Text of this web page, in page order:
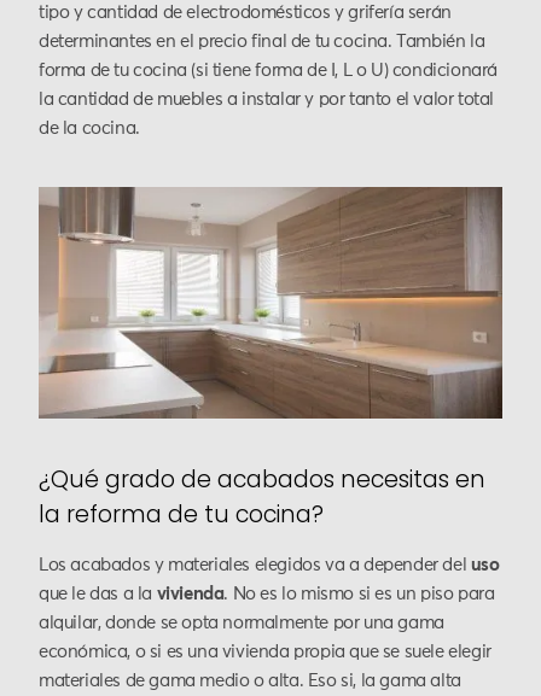
tipo y cantidad de electrodomésticos y grifería serán
determinantes en el precio final de tu cocina. También la
forma de tu cocina (si tiene forma de I, L o U) condicionará
la cantidad de muebles a instalar y por tanto el valor total
de la cocina.
¿Qué grado de acabados necesitas en
la reforma de tu cocina?
Los acabados y materiales elegidos va a depender del uso
que le das a la vivienda. No es lo mismo si es un piso para
alquilar, donde se opta normalmente por una gama
económica, o si es una vivienda propia que se suele elegir
materiales de gama medio o alta. Eso si, la gama alta